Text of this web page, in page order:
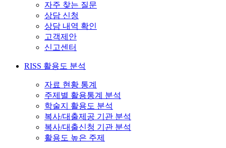
자주 찾는 질문
상담 신청
상담 내역 확인
고객제안
신고센터
RISS 활용도 분석
자료 현황 통계
주제별 활용통계 분석
학술지 활용도 분석
복사/대출제공 기관 분석
복사/대출신청 기관 분석
활용도 높은 주제